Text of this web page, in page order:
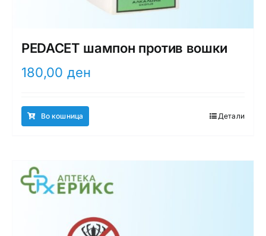
PEDACET шампон против вошки
180,00 ден
Во кошница Детали